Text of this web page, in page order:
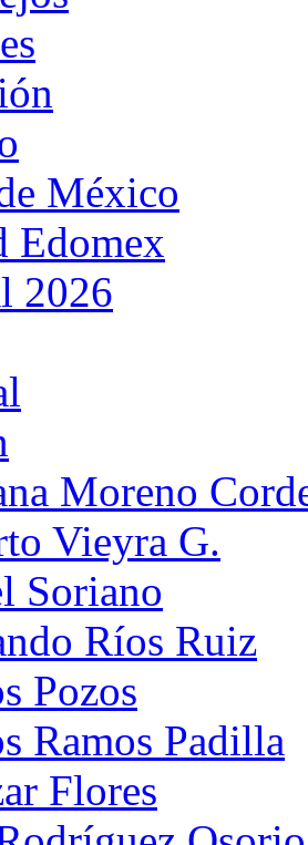
México
Edomex
2026
Moreno
Vieyra G.
Soriano
Ríos Ruiz
Pozos
Ramos Padilla
Flores